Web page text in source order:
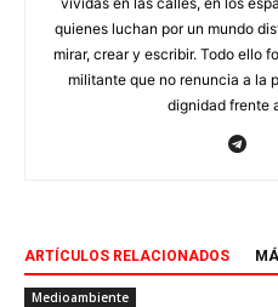
quienes luchan por un mundo
mirar, crear y escribir. Todo ello
militante que no renuncia a la
dignidad frente
ARTÍCULOS RELACIONADOS
Medioambiente